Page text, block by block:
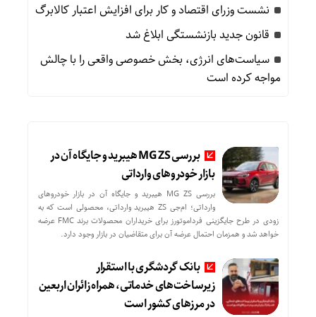
نشست وزرای اقتصاد و کار برای افزایش اعتبار کالابرگ
قانون جدید بازنشستگی ابلاغ شد
سیاست‌های انرژی، بخش خصوصی واقعی را با چالش
مواجه کرده است
بررسی MG ZS هیبرید و جایگاه آن در
بازار خودروهای وارداتی
بررسی MG ZS هیبرید و جایگاه آن در بازار خودروهای
وارداتی؛ ام‌جی ZS هیبرید وارداتی، محصولی است که به
زودی در طرح جایگزینی فرداموتورز برای خریداران محصولات برند FMC عرضه
خواهد شد و همزمان احتمال عرضه آن برای متقاضیان در بازار وجود دارد.
بانک گردشگری با استقرار
زیرساخت‌های خدماتی، همراه زائران اربعین
در مرزهای کشور است